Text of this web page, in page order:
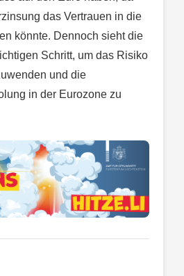
das Vertrauen in die
könnte. Dennoch sieht die
Schritt, um das Risiko
und die
in der Eurozone zu